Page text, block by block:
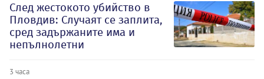
След жестокото убийство в
Пловдив: Случаят се заплита,
сред задържаните има и
непълнолетни
3 часа